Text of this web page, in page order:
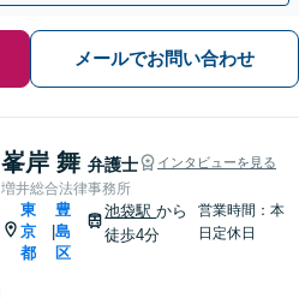
メールでお問い合わせ
峯岸 舞 弁護士 インタビューを見る
増井総合法律事務所
東
京
都
豊
島
区
池袋駅から
徒歩4分
営業時間：本
日定休日